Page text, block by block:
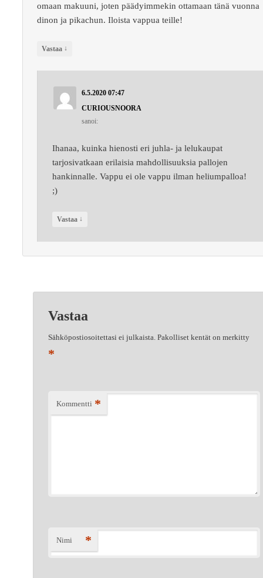
omaan makuuni, joten päädyimmekin ottamaan tänä vuonna
dinon ja pikachun. Iloista vappua teille!
Vastaa ↓
6.5.2020 07:47
CURIOUSNOORA
sanoi:
Ihanaa, kuinka hienosti eri juhla- ja lelukaupat
tarjosivatkaan erilaisia mahdollisuuksia pallojen
hankinnalle. Vappu ei ole vappu ilman heliumpalloa!
;)
Vastaa ↓
Vastaa
Sähköpostiosoitettasi ei julkaista. Pakolliset kentät on merkitty
*
Kommentti *
Nimi *